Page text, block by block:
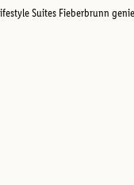
Suites Fieberbrunn